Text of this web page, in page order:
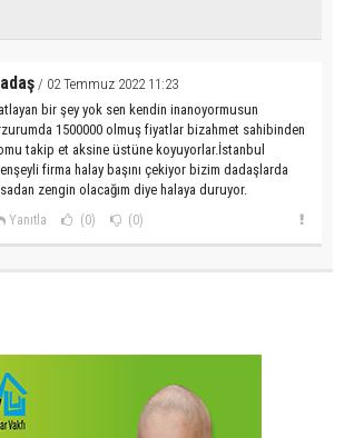
/ 02 Temmuz 2022 11:23
bir şey yok sen kendin inanoyormusun
1500000 olmuş fiyatlar bizahmet sahibinden
takip et aksine üstüne koyuyorlar.İstanbul
firma halay başını çekiyor bizim dadaşlarda
zengin olacağım diye halaya duruyor.
Yanıtla (0) (0)